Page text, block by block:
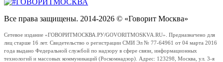
Все права защищены. 2014-2026 © «Говорит Москва»
Сетевое издание «ГОВОРИТМОСКВА.РУ/GOVORITMOSKVA.RU». Предназначено для
лиц старше 16 лет. Свидетельство о регистрации СМИ Эл № 77-64961 от 04 марта 2016
года выдано Федеральной службой по надзору в сфере связи, информационных
технологий и массовых коммуникаций (Роскомнадзор). Адрес: 123298, Москва, ул. 3-я